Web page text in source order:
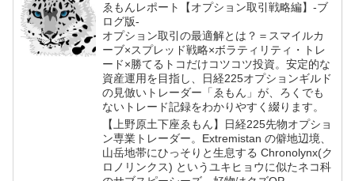
ゑもんレポート【オプション取引戦略編】-ブ
ログ版-
オプション取引の最適解とは？＝スマイルカ
ーブ×スプレッド戦略×ボラティリティ・トレ
ード×勝てるトコだけコツコツ投資。安定的な
資産運用を目指し、日経225オプションギルド
の見倣いトレーダー「ゑもん」が、ろくでも
ないトレード記録をわかりやすく綴ります。
【上野原土下座ゑもん】日経225先物オプショ
ン専業トレーダー。Extremistan の僻地辺境、
山岳地帯にひっそりと生息する Chronolynx(ク
ロノリンクス) というユキヒョウに似たネコ科